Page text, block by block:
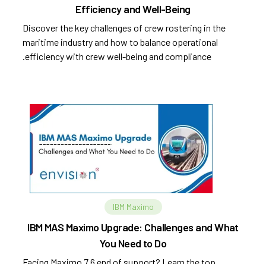
Efficiency and Well-Being
Discover the key challenges of crew rostering in the
maritime industry and how to balance operational
efficiency with crew well-being and compliance.
IBM Maximo
IBM MAS Maximo Upgrade: Challenges and What
You Need to Do